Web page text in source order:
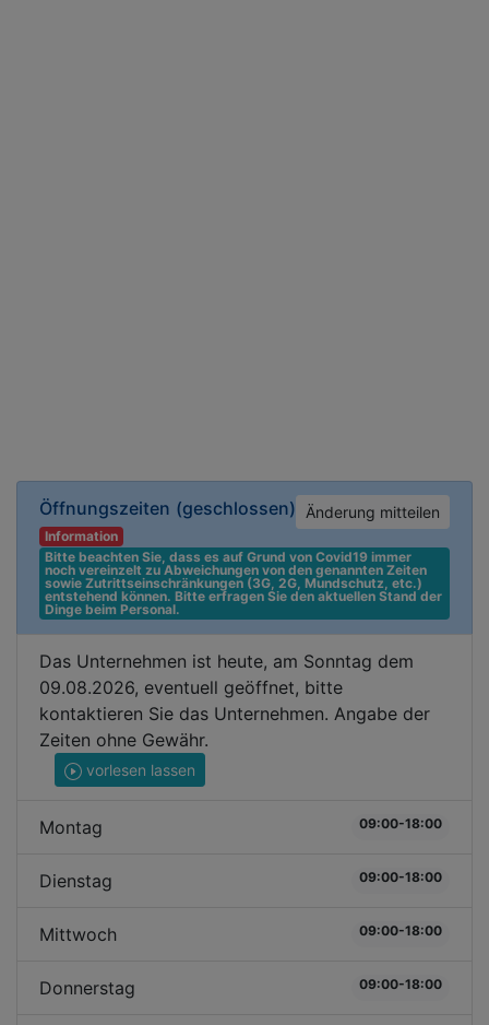
Öffnungszeiten (geschlossen) Änderung mitteilen
Information
Bitte beachten Sie, dass es auf Grund von Covid19 immer
noch vereinzelt zu Abweichungen von den genannten Zeiten
sowie Zutrittseinschränkungen (3G, 2G, Mundschutz, etc.)
entstehend können. Bitte erfragen Sie den aktuellen Stand der
Dinge beim Personal.
Das Unternehmen ist heute, am Sonntag dem
09.08.2026, eventuell geöffnet, bitte
kontaktieren Sie das Unternehmen. Angabe der
Zeiten ohne Gewähr.
vorlesen lassen
Montag 09:00-18:00
Dienstag 09:00-18:00
Mittwoch 09:00-18:00
Donnerstag 09:00-18:00